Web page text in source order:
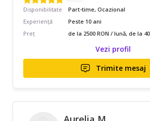
Disponibilitate
Part-time, Ocazional
Experiență
Peste 10 ani
Preț
de la 2500 RON / lună, de la
Vezi profil
Trimite mesaj